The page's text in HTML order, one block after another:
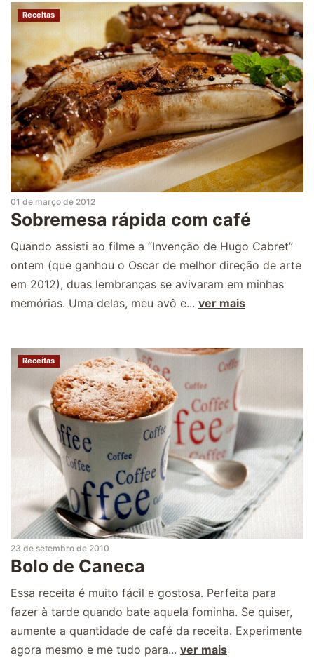
Receitas
01 de março de 2012
Sobremesa rápida com café
Quando assisti ao filme a “Invenção de Hugo Cabret”
ontem (que ganhou o Oscar de melhor direção de arte
em 2012), duas lembranças se avivaram em minhas
memórias. Uma delas, meu avô e... ver mais
Receitas
23 de setembro de 2010
Bolo de Caneca
Essa receita é muito fácil e gostosa. Perfeita para
fazer à tarde quando bate aquela fominha. Se quiser,
aumente a quantidade de café da receita. Experimente
agora mesmo e me tudo para... ver mais